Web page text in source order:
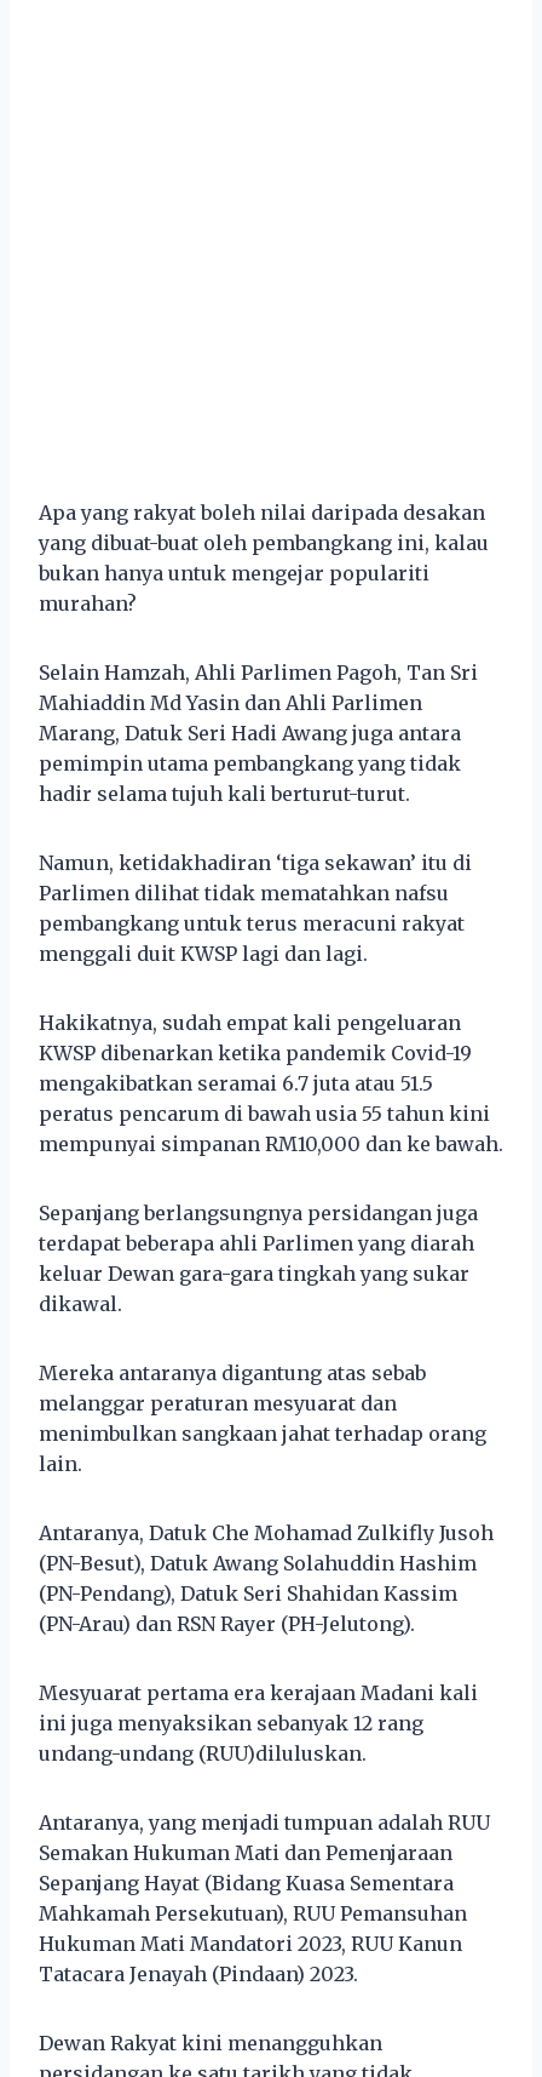
Apa yang rakyat boleh nilai daripada desakan
yang dibuat-buat oleh pembangkang ini, kalau
bukan hanya untuk mengejar populariti
murahan?
Selain Hamzah, Ahli Parlimen Pagoh, Tan Sri
Mahiaddin Md Yasin dan Ahli Parlimen
Marang, Datuk Seri Hadi Awang juga antara
pemimpin utama pembangkang yang tidak
hadir selama tujuh kali berturut-turut.
Namun, ketidakhadiran ‘tiga sekawan’ itu di
Parlimen dilihat tidak mematahkan nafsu
pembangkang untuk terus meracuni rakyat
menggali duit KWSP lagi dan lagi.
Hakikatnya, sudah empat kali pengeluaran
KWSP dibenarkan ketika pandemik Covid-19
mengakibatkan seramai 6.7 juta atau 51.5
peratus pencarum di bawah usia 55 tahun kini
mempunyai simpanan RM10,000 dan ke bawah.
Sepanjang berlangsungnya persidangan juga
terdapat beberapa ahli Parlimen yang diarah
keluar Dewan gara-gara tingkah yang sukar
dikawal.
Mereka antaranya digantung atas sebab
melanggar peraturan mesyuarat dan
menimbulkan sangkaan jahat terhadap orang
lain.
Antaranya, Datuk Che Mohamad Zulkifly Jusoh
(PN-Besut), Datuk Awang Solahuddin Hashim
(PN-Pendang), Datuk Seri Shahidan Kassim
(PN-Arau) dan RSN Rayer (PH-Jelutong).
Mesyuarat pertama era kerajaan Madani kali
ini juga menyaksikan sebanyak 12 rang
undang-undang (RUU)diluluskan.
Antaranya, yang menjadi tumpuan adalah RUU
Semakan Hukuman Mati dan Pemenjaraan
Sepanjang Hayat (Bidang Kuasa Sementara
Mahkamah Persekutuan), RUU Pemansuhan
Hukuman Mati Mandatori 2023, RUU Kanun
Tatacara Jenayah (Pindaan) 2023.
Dewan Rakyat kini menangguhkan